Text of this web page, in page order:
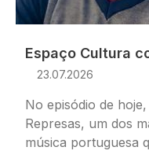
Espaço Cultura
23.07.2026
No episódio de
Represas, um dos
música portuguesa